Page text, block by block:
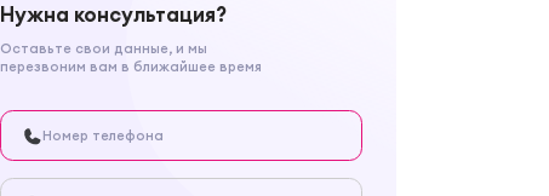
Нужна консультация?
Оставьте свои данные, и мы
перезвоним вам в ближайшее время